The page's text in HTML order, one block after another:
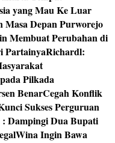
yang Mau Ke Luar
Masa Depan Purworejo
Membuat Perubahan di
PartainyaRichardl:
Pilkada
BenarCegah Konflik
Sukses Perguruan
Dampingi Dua Bupati
Wina Ingin Bawa